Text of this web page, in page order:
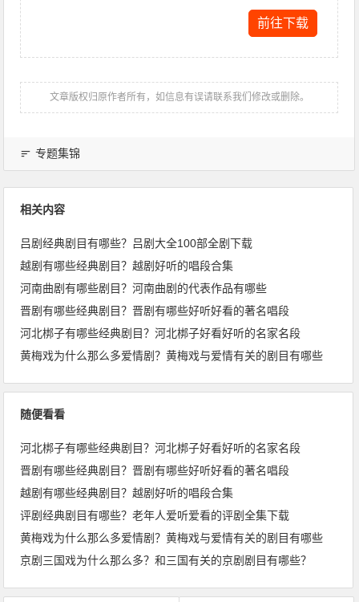
前往下载
文章版权归原作者所有，如信息有误请联系我们修改或删除。
专题集锦
相关内容
吕剧经典剧目有哪些？吕剧大全100部全剧下载
越剧有哪些经典剧目？越剧好听的唱段合集
河南曲剧有哪些剧目？河南曲剧的代表作品有哪些
晋剧有哪些经典剧目？晋剧有哪些好听好看的著名唱段
河北梆子有哪些经典剧目？河北梆子好看好听的名家名段
黄梅戏为什么那么多爱情剧？黄梅戏与爱情有关的剧目有哪些
随便看看
河北梆子有哪些经典剧目？河北梆子好看好听的名家名段
晋剧有哪些经典剧目？晋剧有哪些好听好看的著名唱段
越剧有哪些经典剧目？越剧好听的唱段合集
评剧经典剧目有哪些？老年人爱听爱看的评剧全集下载
黄梅戏为什么那么多爱情剧？黄梅戏与爱情有关的剧目有哪些
京剧三国戏为什么那么多？和三国有关的京剧剧目有哪些？